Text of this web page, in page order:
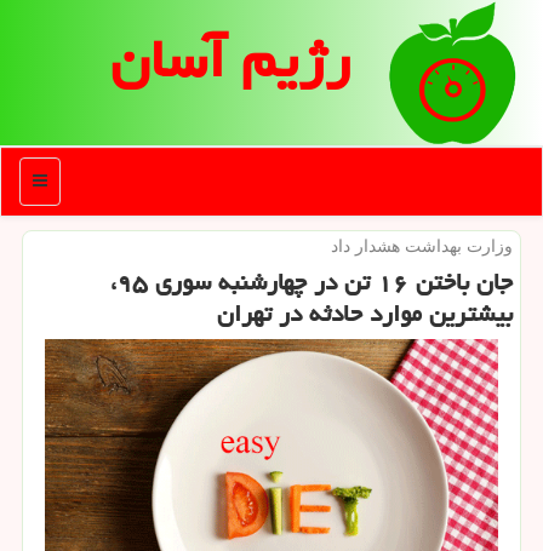
رژیم آسان
منو
وزارت بهداشت هشدار داد
جان باختن ۱۶ تن در چهارشنبه سوری ۹۵،
بیشترین موارد حادثه در تهران